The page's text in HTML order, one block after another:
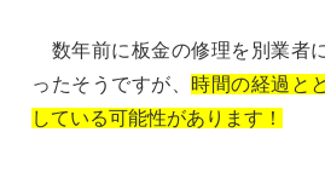
数年前に板金の修理を別業者
ったそうですが、 時間の経過と
している可能性があります！